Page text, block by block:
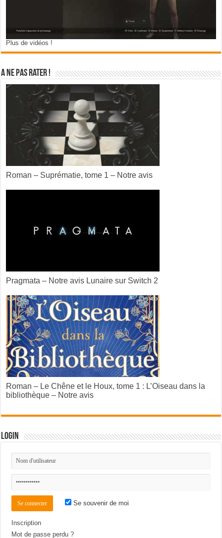
Plus de vidéos !
A ne pas rater !
Roman – Suprématie, tome 1 – Notre avis
Pragmata – Notre avis Lunaire sur Switch 2
Roman – Le Chêne et le Houx, tome 1 : L’Oiseau dans la
bibliothèque – Notre avis
Login
Se souvenir de moi
Inscription
Mot de passe perdu ?